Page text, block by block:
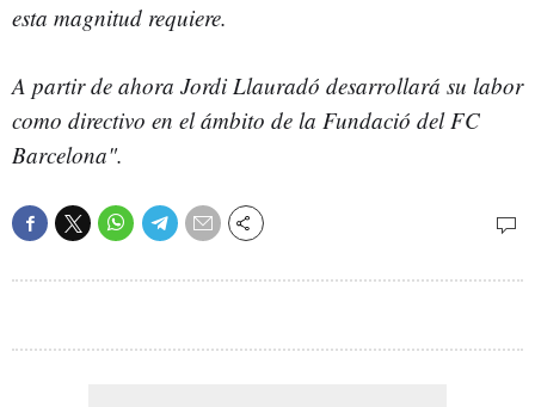
esta magnitud requiere.
A partir de ahora Jordi Llauradó desarrollará su labor
como directivo en el ámbito de la Fundació del FC
Barcelona".